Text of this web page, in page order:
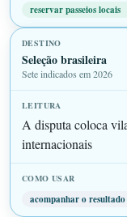
reservar passeios locais
Seleção brasileira
Sete indicados em 2026
A disputa coloca
internacionais
acompanhar o resultado